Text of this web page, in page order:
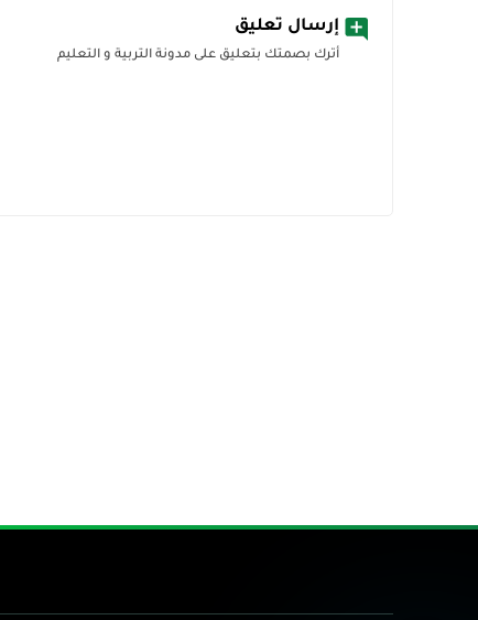
إرسال تعليق
أترك بصمتك بتعليق على مدونة التربية و التعليم